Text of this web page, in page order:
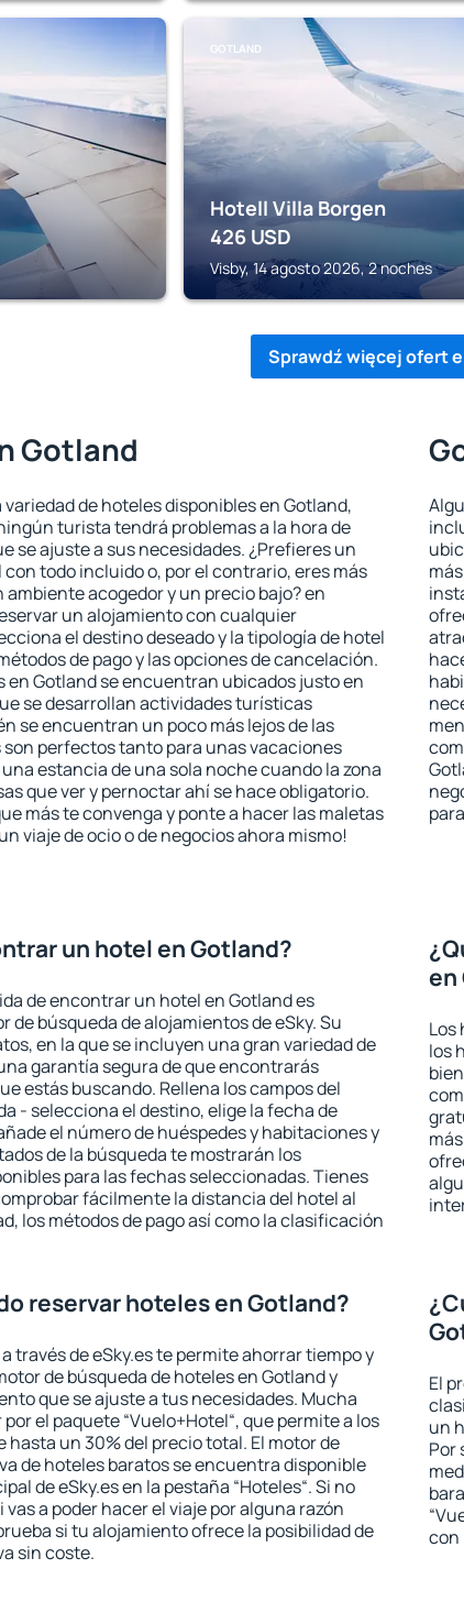
GOTLAND
Hotell Villa Borgen
426 USD
Visby, 14 agosto 2026, 2 noches
Sprawdź więcej ofert
Gotland
de hoteles disponibles en Gotland,
turista tendrá problemas a la hora de
se ajuste a sus necesidades. ¿Prefieres un
todo incluido o, por el contrario, eres más
acogedor y un precio bajo? en
un alojamiento con cualquier
el destino deseado y la tipología de hotel
de pago y las opciones de cancelación.
en Gotland se encuentran ubicados justo en
se desarrollan actividades turísticas
se encuentran un poco más lejos de las
perfectos tanto para unas vacaciones
estancia de una sola noche cuando la zona
que ver y pernoctar ahí se hace obligatorio.
más te convenga y ponte a hacer las maletas
viaje de ocio o de negocios ahora mismo!
un hotel en Gotland?
de encontrar un hotel en Gotland es
de búsqueda de alojamientos de eSky. Su
en la que se incluyen una gran variedad de
garantía segura de que encontrarás
estás buscando. Rellena los campos del
- selecciona el destino, elige la fecha de
el número de huéspedes y habitaciones y
de la búsqueda te mostrarán los
para las fechas seleccionadas. Tienes
fácilmente la distancia del hotel al
los métodos de pago así como la clasificación
en
Los
los
reservar hoteles en Gotland?
través de eSky.es te permite ahorrar tiempo y
de búsqueda de hoteles en Gotland y
que se ajuste a tus necesidades. Mucha
el paquete “Vuelo+Hotel“, que permite a los
hasta un 30% del precio total. El motor de
de hoteles baratos se encuentra disponible
de eSky.es en la pestaña “Hoteles“. Si no
vas a poder hacer el viaje por alguna razón
si tu alojamiento ofrece la posibilidad de
sin coste.
El
un
Por
con